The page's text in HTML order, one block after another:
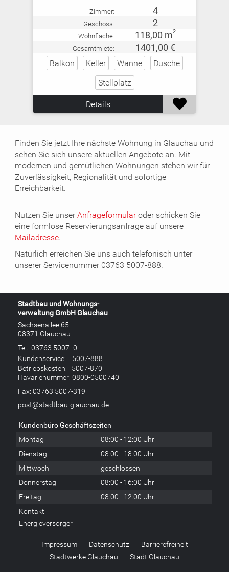
Zimmer: 4
Geschoss: 2
Wohnfläche: 118,00 m2
Gesamtmiete: 1401,00 €
Balkon Keller Wanne
Dusche
Stellplatz
Details

Finden Sie jetzt Ihre nächste Wohnung in Glauchau und
sehen Sie sich unsere aktuellen Angebote an. Mit
modernen und gemütlichen Wohnungen stehen wir für
Zuverlässigkeit, Regionalität und sofortige
Erreichbarkeit.
Nutzen Sie unserAnfrageformularoder schicken Sie
eine formlose Reservierungsanfrage auf unsere
Mailadresse.
Natürlich erreichen Sie uns auch telefonisch unter
unserer Servicenummer 03763 5007-888.
Stadtbau und Wohnungs-
verwaltung GmbH Glauchau
Sachsenallee 65
08371 Glauchau
Tel.:03763 5007 -0
Kundenservice:
5007-888
Betriebskosten: 5007-870
Havarienummer:0800-0500740
Fax: 03763 5007-319
post@stadtbau-glauchau.de
Kundenbüro Geschäftszeiten
Montag
08:00 - 12:00 Uhr
Dienstag
08:00 - 18:00 Uhr
Mittwoch
geschlossen
Donnerstag
08:00 - 16:00 Uhr
Freitag
08:00 - 12:00 Uhr
Kontakt
Energieversorger
Impressum Datenschutz
Barrierefreiheit
Stadtwerke Glauchau
Stadt Glauchau